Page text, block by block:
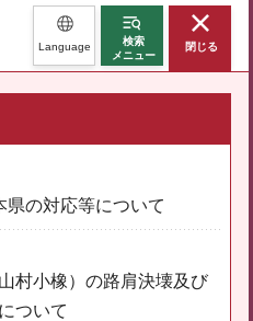
Language
検索
メニュー
閉じる
の対応等について
村小橡）の路肩決壊及び
ついて